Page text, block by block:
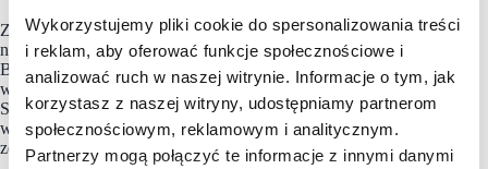
Wykorzystujemy pliki cookie do spersonalizowania treści
i reklam, aby oferować funkcje społecznościowe i
analizować ruch w naszej witrynie. Informacje o tym, jak
korzystasz z naszej witryny, udostępniamy partnerom
społecznościowym, reklamowym i analitycznym.
Partnerzy mogą połączyć te informacje z innymi danymi
Z kolei w przestrzeni W.KRUK klienci mogą odkryć
najnowsze propozycje marki TUDOR z linii Monarch, Black
Bay 54, Black Bay 58 oraz Black Bay 58 GMT, a także
wybrane modele Grand Seiko z kolekcji Evolution 9, Heritage,
Sport i Elegance, cenione za japońską precyzję, wyrafinowane
wzornictwo i nowoczesne podejście do sztuki
zegarmistrzowskiej.